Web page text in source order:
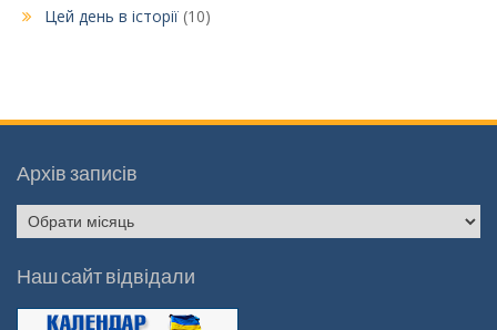
Цей день в історії (10)
Архів записів
Архів
записів
Наш сайт відвідали